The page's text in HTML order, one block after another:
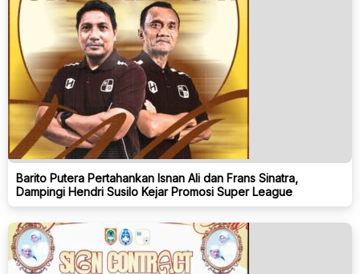
Barito Putera Pertahankan Isnan Ali dan Frans Sinatra,
Dampingi Hendri Susilo Kejar Promosi Super League